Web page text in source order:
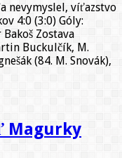
kolo
–
Bezproblémová
domáca
rozlúčka
nevymyslel, víťazstvo
4:0 (3:0) Góly:
Zostava
Buckulčík, M.
(84. M. Snovák),
Magurky